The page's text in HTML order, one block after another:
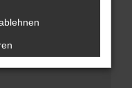
werden
Du kannst
uns bei der